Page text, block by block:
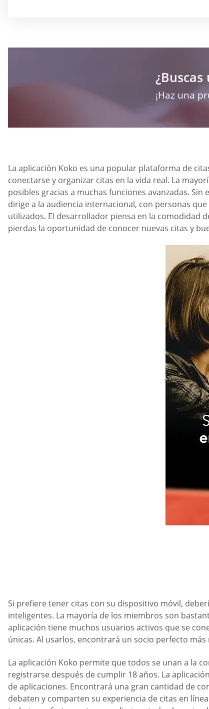
¡Haz una
La aplicación Koko es una popular plataforma de
conectarse y organizar citas en la vida real. La
posibles gracias a muchas funciones avanzadas.
dirige a la audiencia internacional, con personas
utilizados. El desarrollador piensa en la comodidad
pierdas la oportunidad de conocer nuevas citas y
Si prefiere tener citas con su dispositivo móvil,
inteligentes. La mayoría de los miembros son
aplicación tiene muchos usuarios activos que se
únicas. Al usarlos, encontrará un socio perfecto
La aplicación Koko permite que todos se unan a la
registrarse después de cumplir 18 años. La
de aplicaciones. Encontrará una gran cantidad de
debaten y comparten su experiencia de citas en